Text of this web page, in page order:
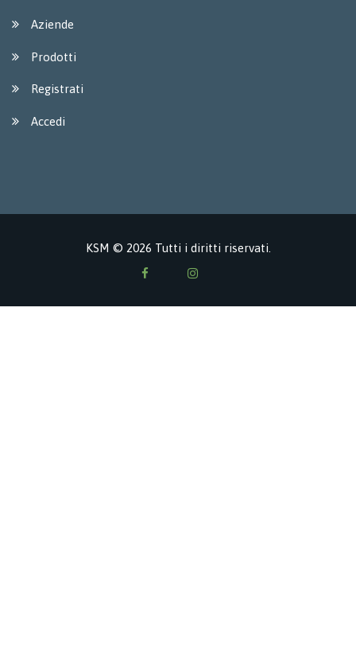
Aziende
Prodotti
Registrati
Accedi
KSM © 2026 Tutti i diritti riservati.